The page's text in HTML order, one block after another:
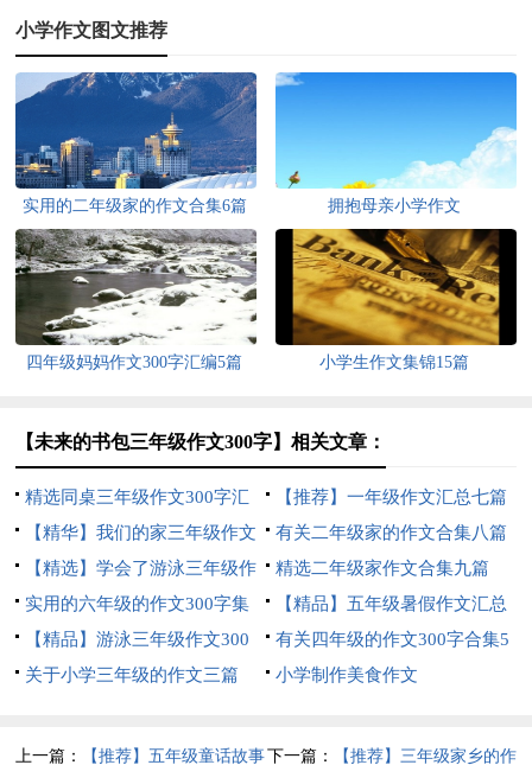
小学作文图文推荐
实用的二年级家的作文合集6篇 拥抱母亲小学作文
四年级妈妈作文300字汇编5篇 小学生作文集锦15篇
【未来的书包三年级作文300字】相关文章：
精选同桌三年级作文300字汇
总5篇
【推荐】一年级作文汇总七篇
【精华】我们的家三年级作文
汇编5篇
有关二年级家的作文合集八篇
【精选】学会了游泳三年级作
文300字3篇
精选二年级家作文合集九篇
实用的六年级的作文300字集
锦9篇
【精品】五年级暑假作文汇总
9篇
【精品】游泳三年级作文300
字七篇
有关四年级的作文300字合集5
篇
关于小学三年级的作文三篇 小学制作美食作文
上一篇： 【推荐】五年级童话故事下一篇： 【推荐】三年级家乡的作